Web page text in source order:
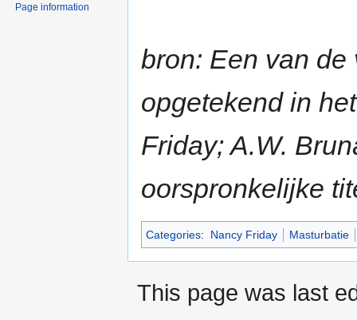
bron: Een van
opgetekend in
Friday; A.W.
oorspronkelijke
Categories: Nancy Friday Masturbatie
Page information
This page was last